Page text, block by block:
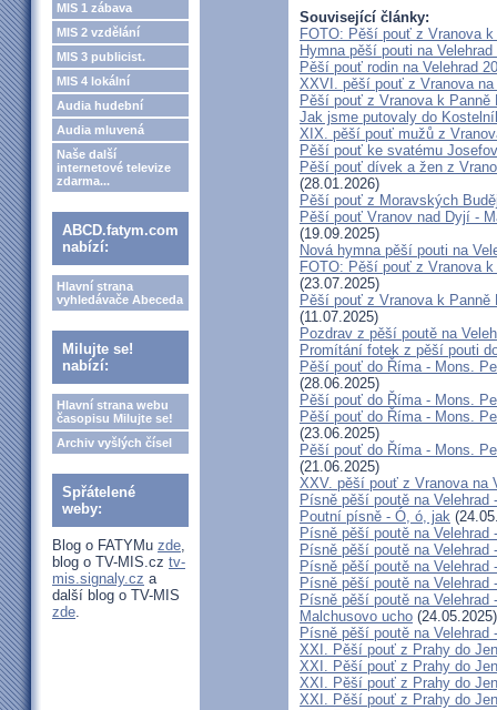
MIS 1 zábava
MIS 2 vzdělání
MIS 3 publicist.
MIS 4 lokální
Audia hudební
Audia mluvená
Naše další
internetové televize
zdarma...
ABCD.fatym.com
nabízí:
Hlavní strana
vyhledávače Abeceda
Milujte se!
nabízí:
Hlavní strana webu
časopisu Milujte se!
Archiv vyšlých čísel
Spřátelené
weby:
Blog o FATYMu zde,
blog o TV-MIS.cz tv-
mis.signaly.cz a
další blog o TV-MIS
zde.
Související články:
FOTO: Pěší pouť z Vranova
Hymna pěší pouti na
Pěší pouť rodin na Velehrad
XXVI. pěší pouť z Vranova
Pěší pouť z Vranova k Panně
Jak jsme putovaly do
XIX. pěší pouť mužů z
Pěší pouť ke svatému
Pěší pouť dívek a žen z
(28.01.2026)
Pěší pouť z Moravských
Pěší pouť Vranov nad Dyjí -
(19.09.2025)
Nová hymna pěší pouti na
FOTO: Pěší pouť z Vranova
(23.07.2025)
Pěší pouť z Vranova k
(11.07.2025)
Pozdrav z pěší poutě na
Promítání fotek z pěší pouti
Pěší pouť do Říma - Mons.
(28.06.2025)
Pěší pouť do Říma - Mons.
Pěší pouť do Říma - Mons.
(23.06.2025)
Pěší pouť do Říma - Mons.
(21.06.2025)
XXV. pěší pouť z Vranova na
Písně pěší poutě na Velehrad
Poutní písně - Ó, ó, jak
Písně pěší poutě na
Písně pěší poutě na Velehrad
Písně pěší poutě na Velehrad
Písně pěší poutě na
Písně pěší poutě na
Malchusovo ucho (24.05.2025)
Písně pěší poutě na Velehrad
XXI. Pěší pouť z Prahy do
XXI. Pěší pouť z Prahy do
XXI. Pěší pouť z Prahy do
XXI. Pěší pouť z Prahy do